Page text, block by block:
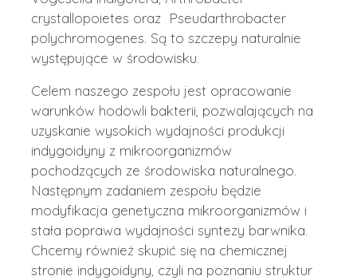
crystallopoietes oraz Pseudarthrobacter
polychromogenes. Są to szczepy naturalnie
występujące w środowisku.
Celem naszego zespołu jest opracowanie
warunków hodowli bakterii, pozwalających na
uzyskanie wysokich wydajności produkcji
indygoidyny z mikroorganizmów
pochodzących ze środowiska naturalnego.
Następnym zadaniem zespołu będzie
modyfikacja genetyczna mikroorganizmów i
stała poprawa wydajności syntezy barwnika.
Chcemy również skupić się na chemicznej
stronie indygoidyny, czyli na poznaniu struktur